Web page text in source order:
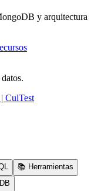
y arquitectura
CulTest
📚 Herramientas